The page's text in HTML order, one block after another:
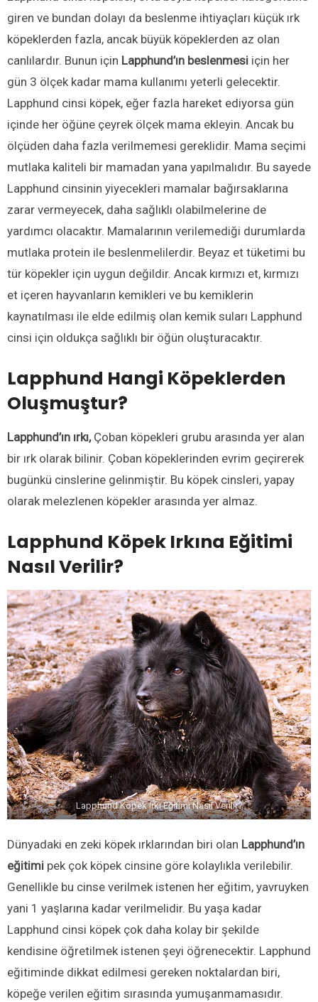
giren ve bundan dolayı da beslenme ihtiyaçları küçük ırk
köpeklerden fazla, ancak büyük köpeklerden az olan
canlılardır. Bunun için Lapphund’ın beslenmesi için her
gün 3 ölçek kadar mama kullanımı yeterli gelecektir.
Lapphund cinsi köpek, eğer fazla hareket ediyorsa gün
içinde her öğüne çeyrek ölçek mama ekleyin. Ancak bu
ölçüden daha fazla verilmemesi gereklidir. Mama seçimi
mutlaka kaliteli bir mamadan yana yapılmalıdır. Bu sayede
Lapphund cinsinin yiyecekleri mamalar bağırsaklarına
zarar vermeyecek, daha sağlıklı olabilmelerine de
yardımcı olacaktır. Mamalarının verilemediği durumlarda
mutlaka protein ile beslenmelilerdir. Beyaz et tüketimi bu
tür köpekler için uygun değildir. Ancak kırmızı et, kırmızı
et içeren hayvanların kemikleri ve bu kemiklerin
kaynatılması ile elde edilmiş olan kemik suları Lapphund
cinsi için oldukça sağlıklı bir öğün oluşturacaktır.
Lapphund Hangi Köpeklerden
Oluşmuştur?
Lapphund’ın ırkı, Çoban köpekleri grubu arasında yer alan
bir ırk olarak bilinir. Çoban köpeklerinden evrim geçirerek
bugünkü cinslerine gelinmiştir. Bu köpek cinsleri, yapay
olarak melezlenen köpekler arasında yer almaz.
Lapphund Köpek Irkına Eğitimi
Nasıl Verilir?
Lapphund Köpek Irkı Eğitimi Nasıl Verilir?
Dünyadaki en zeki köpek ırklarından biri olan Lapphund’ın
eğitimi pek çok köpek cinsine göre kolaylıkla verilebilir.
Genellikle bu cinse verilmek istenen her eğitim, yavruyken
yani 1 yaşlarına kadar verilmelidir. Bu yaşa kadar
Lapphund cinsi köpek çok daha kolay bir şekilde
kendisine öğretilmek istenen şeyi öğrenecektir. Lapphund
eğitiminde dikkat edilmesi gereken noktalardan biri,
köpeğe verilen eğitim sırasında yumuşanmamasıdır.